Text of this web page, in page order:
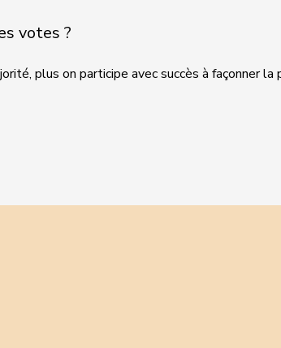
votes ?
plus on participe avec succès à façonner